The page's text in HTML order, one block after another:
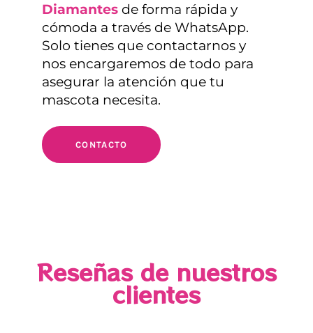
Diamantes de forma rápida y
cómoda a través de WhatsApp.
Solo tienes que contactarnos y
nos encargaremos de todo para
asegurar la atención que tu
mascota necesita.
CONTACTO
Reseñas de nuestros
clientes